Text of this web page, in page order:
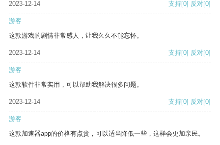
2023-12-14 支持[0] 反对[0]
游客
这款游戏的剧情非常感人，让我久久不能忘怀。
2023-12-14 支持[0] 反对[0]
游客
这款软件非常实用，可以帮助我解决很多问题。
2023-12-14 支持[0] 反对[0]
游客
这款加速器app的价格有点贵，可以适当降低一些，这样会更加亲民。